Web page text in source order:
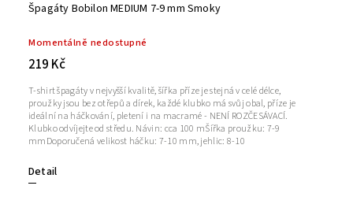
Špagáty Bobilon MEDIUM 7-9 mm Smoky
Momentálně nedostupné
219 Kč
Detail
T-shirt špagáty v nejvyšší kvalitě, šířka příze je stejná v celé délce,
proužky jsou bez otřepů a dírek, každé klubko má svůj obal, příze je
ideální na háčkování, pletení i na macramé - NENÍ ROZČESÁVACÍ.
Klubko odvíjejte od středu. Návin: cca 100 mŠířka proužku: 7-9
mmDoporučená velikost háčku: 7-10 mm, jehlic: 8-10